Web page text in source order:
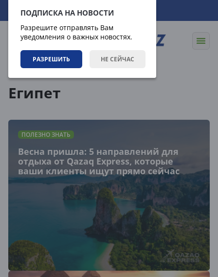
ПОДПИСКА НА НОВОСТИ
Разрешите отправлять Вам
уведомления о важных новостях.
РАЗРЕШИТЬ НЕ СЕЙЧАС
06.08.2026 10:03:27
Египет
ПОЛЕЗНО ЗНАТЬ
Весна пришла: 5 направлений для
отдыха от Qazaq Express, которые
ваши клиенты ищут прямо сейчас